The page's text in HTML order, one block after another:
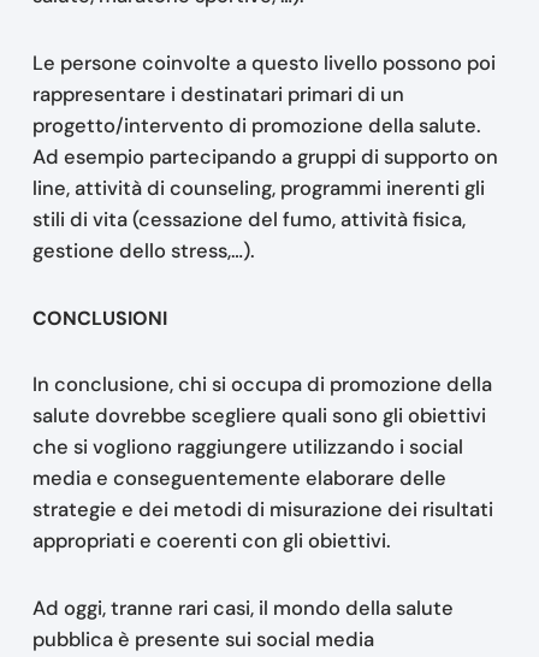
Le persone coinvolte a questo livello possono poi
rappresentare i destinatari primari di un
progetto/intervento di promozione della salute.
Ad esempio partecipando a gruppi di supporto on
line, attività di counseling, programmi inerenti gli
stili di vita (cessazione del fumo, attività fisica,
gestione dello stress,…).
CONCLUSIONI
In conclusione, chi si occupa di promozione della
salute dovrebbe scegliere quali sono gli obiettivi
che si vogliono raggiungere utilizzando i social
media e conseguentemente elaborare delle
strategie e dei metodi di misurazione dei risultati
appropriati e coerenti con gli obiettivi.
Ad oggi, tranne rari casi, il mondo della salute
pubblica è presente sui social media